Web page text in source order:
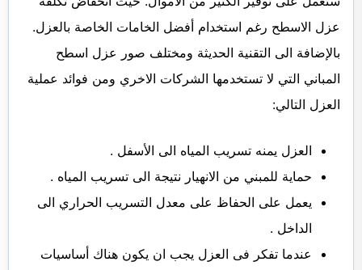
عزل الاسطح رغم استخدام أفضل الخامات الخاصة بالعزل.
بالإضافة الى التقنية الحديثة ومختلف صور عزل اسطح
المباني التي لا تستخدمها الشركات الاخري ومن فوائد عملية
العزل التالي:
العزل يمنه تسريب المياه الى الأسفل .
حماية للمبني من الانهيار نتيجة الى تسريب المياه .
يعمل على الحفاظ على معدل التسريب الحراري الى
الداخل .
عندما تفكر فى العزل يجب ان يكون هناك أساسيات